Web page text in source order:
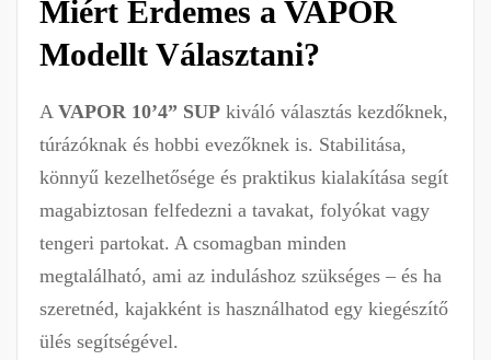
Miért Érdemes a VAPOR
Modellt Választani?
A VAPOR 10’4” SUP kiváló választás kezdőknek,
túrázóknak és hobbi evezőknek is. Stabilitása,
könnyű kezelhetősége és praktikus kialakítása segít
magabiztosan felfedezni a tavakat, folyókat vagy
tengeri partokat. A csomagban minden
megtalálható, ami az induláshoz szükséges – és ha
szeretnéd, kajakként is használhatod egy kiegészítő
ülés segítségével.